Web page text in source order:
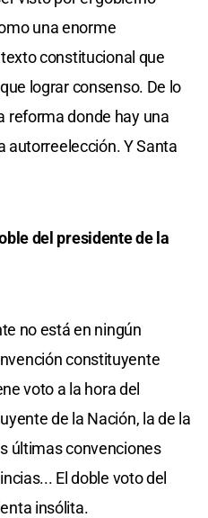
una enorme
constitucional que
lograr consenso. De lo
reforma donde hay una
autorreelección. Y Santa
del presidente de la
no está en ningún
constituyente
voto a la hora del
de la Nación, la de la
últimas convenciones
El doble voto del
insólita.